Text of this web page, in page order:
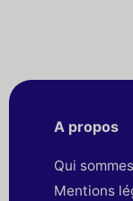
A propos
Qui
Mentions